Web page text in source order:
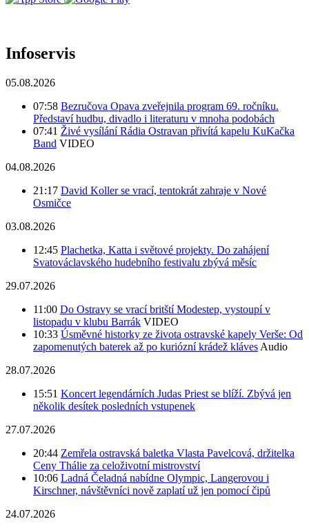
Infoservis
05.08.2026
07:58 Bezručova Opava zveřejnila program 69. ročníku.
Představí hudbu, divadlo i literaturu v mnoha podobách
07:41 Živé vysílání Rádia Ostravan přivítá kapelu KuKačka
Band VIDEO
04.08.2026
21:17 David Koller se vrací, tentokrát zahraje v Nové
Osmičce
03.08.2026
12:45 Plachetka, Katta i světové projekty. Do zahájení
Svatováclavského hudebního festivalu zbývá měsíc
29.07.2026
11:00 Do Ostravy se vrací britští Modestep, vystoupí v
listopadu v klubu Barrák VIDEO
10:33 Úsměvné historky ze života ostravské kapely Verše: Od
zapomenutých baterek až po kuriózní krádež kláves Audio
28.07.2026
15:51 Koncert legendárních Judas Priest se blíží. Zbývá jen
několik desítek posledních vstupenek
27.07.2026
20:44 Zemřela ostravská baletka Vlasta Pavelcová, držitelka
Ceny Thálie za celoživotní mistrovství
10:06 Ladná Čeladná nabídne Olympic, Langerovou i
Kirschner, návštěvníci nově zaplatí už jen pomocí čipů
24.07.2026